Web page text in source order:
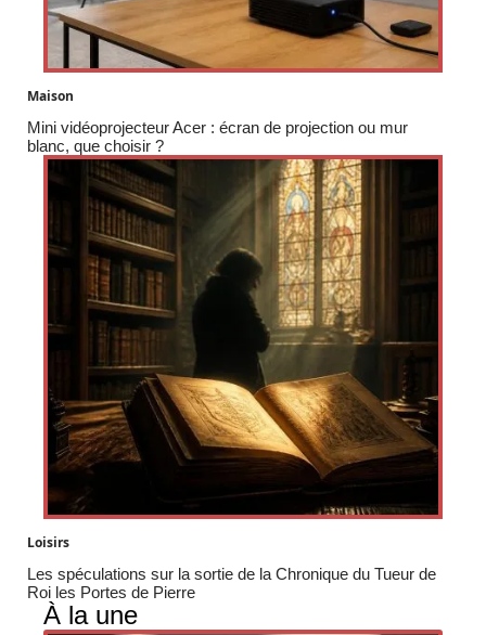
Maison
Mini vidéoprojecteur Acer : écran de projection ou mur
blanc, que choisir ?
Loisirs
Les spéculations sur la sortie de la Chronique du Tueur de
Roi les Portes de Pierre
À la une